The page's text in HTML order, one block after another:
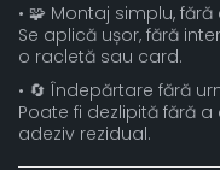
• 🧩 Montaj simplu,
Se aplică ușor, fără
o racletă sau card.
• 🔄 Îndepărtare fără
Poate fi dezlipită fără
adeziv rezidual.